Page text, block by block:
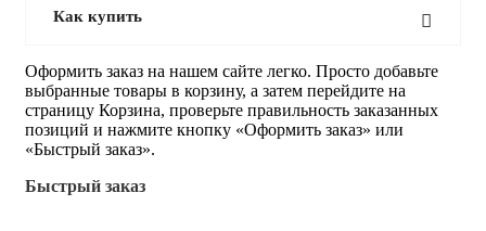
Как купить
Оформить заказ на нашем сайте легко. Просто добавьте
выбранные товары в корзину, а затем перейдите на
страницу Корзина, проверьте правильность заказанных
позиций и нажмите кнопку «Оформить заказ» или
«Быстрый заказ».
Быстрый заказ